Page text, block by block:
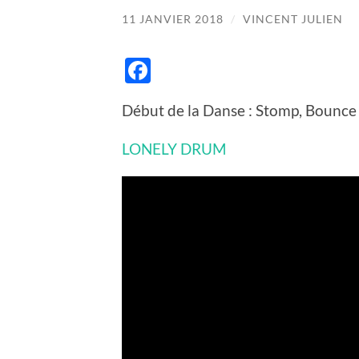
11 JANVIER 2018 / VINCENT JULIEN
Début de la Danse : Stomp,
LONELY DRUM